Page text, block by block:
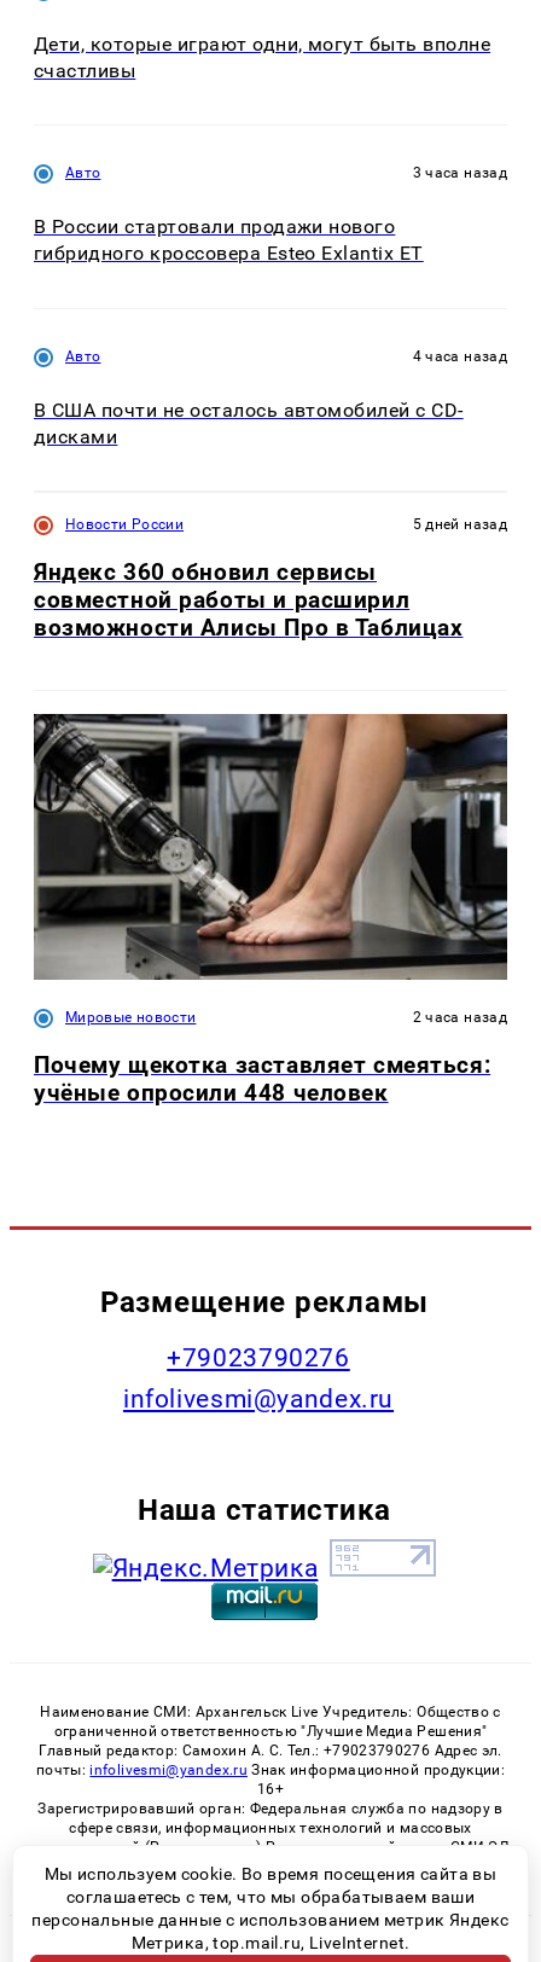
Дети, которые играют одни, могут быть вполне
счастливы
Авто 3 часа назад
В России стартовали продажи нового
гибридного кроссовера Esteo Exlantix ET
Авто 4 часа назад
В США почти не осталось автомобилей с CD-
дисками
Новости России 5 дней назад
Яндекс 360 обновил сервисы
совместной работы и расширил
возможности Алисы Про в Таблицах
Мировые новости 2 часа назад
Почему щекотка заставляет смеяться:
учёные опросили 448 человек
Размещение рекламы
+79023790276
infolivesmi@yandex.ru
Наша статистика
Наименование СМИ: Архангельск Live Учредитель: Общество с
ограниченной ответственностью "Лучшие Медиа Решения"
Главный редактор: Самохин А. С. Тел.: +79023790276 Адрес эл.
почты: infolivesmi@yandex.ru Знак информационной продукции:
16+
Зарегистрировавший орган: Федеральная служба по надзору в
сфере связи, информационных технологий и массовых
коммуникаций (Роскомнадзор) Регистрационный номер СМИ ЭЛ
№ ФС 77 - 82533 от 21.01.2022
© 2026 «Архангельск Live» | Все права защищены
Мы используем cookie. Во время посещения сайта вы
соглашаетесь с тем, что мы обрабатываем ваши
персональные данные с использованием метрик Яндекс
Метрика, top.mail.ru, LiveInternet.